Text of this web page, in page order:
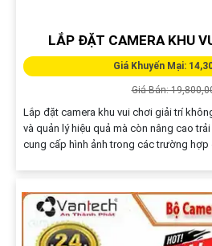
LẮP ĐẶT CAMERA KHU
Giá Khuyến Mại:
Giá Bán:
Lắp đặt camera khu vui chơi giải trí
và quản lý hiệu quả mà còn nâng cao
cung cấp hình ảnh trong các trường hợp